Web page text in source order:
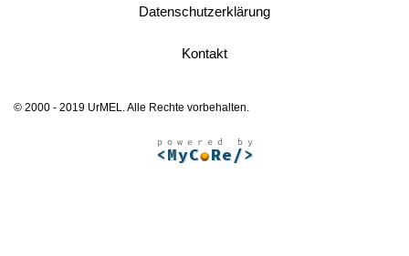
Datenschutzerklärung
Kontakt
© 2000 - 2019 UrMEL. Alle Rechte vorbehalten.